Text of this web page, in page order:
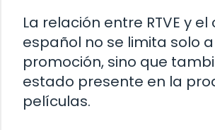
La relación entre RTVE y el
español no se limita solo
promoción, sino que
estado presente en la
películas.